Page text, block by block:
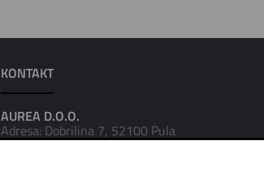
KONTAKT
AUREA D.O.O.
Adresa: Dobrilina 7, 52100 Pula
Tel: 052/223-016